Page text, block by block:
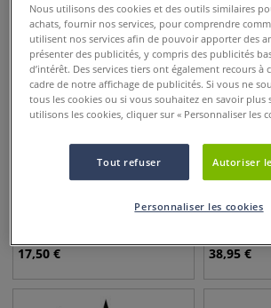
17,50 €
Raphaël
38,95 €
Nous utilisons des cookies et des outils similaires
achats, fournir nos services, pour comprendre
utilisent nos services afin de pouvoir apporter des
présenter des publicités, y compris des publicités
d’intérêt. Des services tiers ont également recours à
cadre de notre affichage de publicités. Si vous ne
tous les cookies ou si vous souhaitez en savoir plus
utilisons les cookies, cliquer sur « Personnaliser les
Tout refuser Autoriser
Personnaliser les cookies